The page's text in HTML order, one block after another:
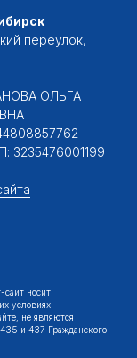
переулок,
ОЛЬГА
3235476001199
носит
условиях
не являются
и 437 Гражданского